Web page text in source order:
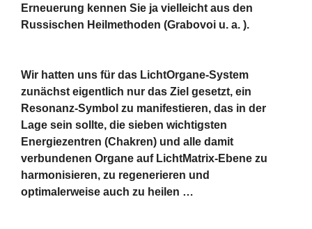
Erneuerung kennen Sie ja vielleicht aus den
Russischen Heilmethoden (Grabovoi u. a. ).
Wir hatten uns für das LichtOrgane-System
zunächst eigentlich nur das Ziel gesetzt, ein
Resonanz-Symbol zu manifestieren, das in der
Lage sein sollte, die sieben wichtigsten
Energiezentren (Chakren) und alle damit
verbundenen Organe auf LichtMatrix-Ebene zu
harmonisieren, zu regenerieren und
optimalerweise auch zu heilen …